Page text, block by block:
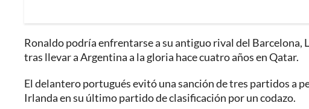
Ronaldo podría enfrentarse a su antiguo rival del
tras llevar a Argentina a la gloria hace cuatro años en Qatar.
El delantero portugués evitó una sanción de tres partidos a
Irlanda en su último partido de clasificación por un codazo.